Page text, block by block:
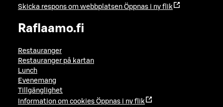
Skicka respons om webbplatsen Öppnas i ny flik
Raflaamo.fi
Restauranger
Restauranger på kartan
Lunch
Evenemang
Tillgänglighet
Information om cookies Öppnas i ny flik